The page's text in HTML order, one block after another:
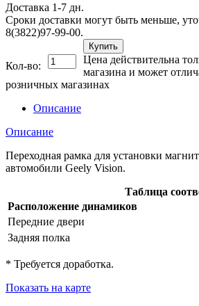
Доставка 1-7 дн.
Сроки доставки могут быть меньше,
8(3822)97-99-00.
Кол-во:
Купить
Цена действительна
магазина и может
розничных магазинах
Описание
Описание
Переходная рамка для установки
автомобили Geely Vision.
Таблица
Расположение динамиков
Передние двери
Задняя полка
* Требуется доработка.
Показать на карте